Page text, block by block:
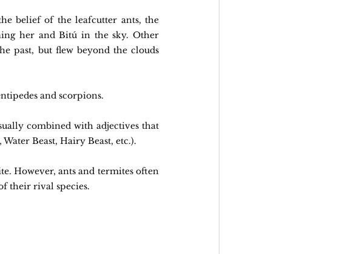
belief of the leafcutter ants, the
her and Bitú in the sky. Other
past, but flew beyond the clouds
and scorpions.
combined with adjectives that
Beast, Hairy Beast, etc.).
However, ants and termites often
their rival species.